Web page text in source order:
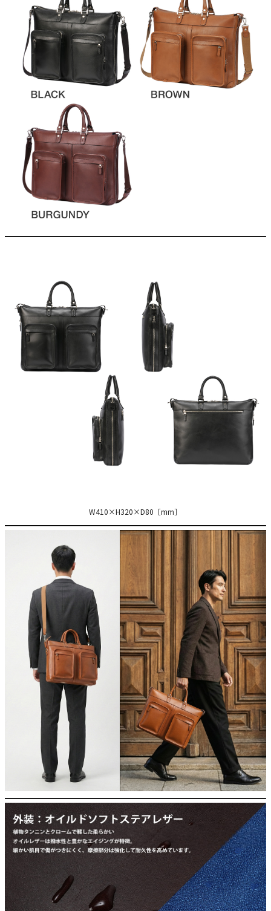
W410×H320×D80［mm］